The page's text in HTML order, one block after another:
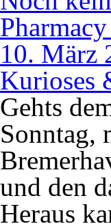
10. März
Kurioses
Gehts
Sonntag,
und den
Heraus